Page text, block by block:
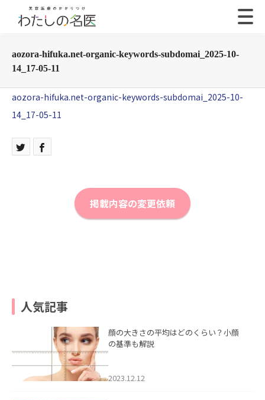
aozora-hifuka.net-organic-keywords-subdomai_2025-10-
14_17-05-11
aozora-hifuka.net-organic-keywords-subdomai_2025-10-
14_17-05-11
掲載内容の変更依頼
人気記事
顔の大きさの平均はどのくらい？小顔
の基準も解説
2023.12.12